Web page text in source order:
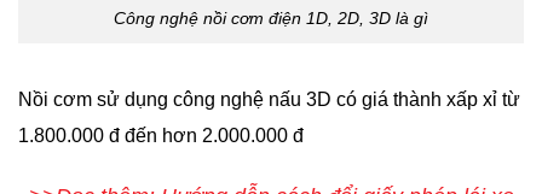
Công nghệ nồi cơm điện 1D, 2D, 3D là gì
Nồi cơm sử dụng công nghệ nấu 3D có giá thành xấp xỉ từ
1.800.000 đ đến hơn 2.000.000 đ